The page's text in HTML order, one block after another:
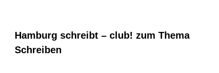
Hamburg schreibt – club! zum Thema
Schreiben